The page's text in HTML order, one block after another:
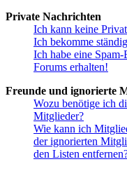
Private Nachrichten
Ich kann keine
Ich bekomme
Ich habe eine
Forums erhalten!
Freunde und ignorierte
Wozu benötige ich
Mitglieder?
Wie kann ich
der ignorierten
den Listen